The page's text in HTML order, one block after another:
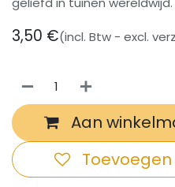
3,50 €(incl. Btw - excl.
Aan